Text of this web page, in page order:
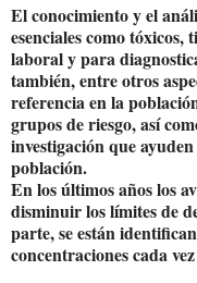
El conocimiento y el
esenciales como
laboral y para
también, entre otros
referencia en la
grupos de riesgo, así
investigación que
población.
En los últimos años los
disminuir los límites de
parte, se están
concentraciones cada